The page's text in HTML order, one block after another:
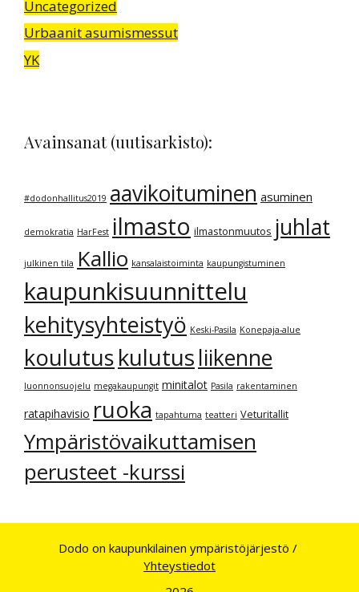
Uncategorized
Urbaanit asumismessut
YK
Avainsanat (uutisarkisto):
#dodonhallitus2019 aavikoituminen asuminen
demokratia HarFest ilmasto ilmastonmuutos juhlat
julkinen tila Kallio kansalaistoiminta kaupungistuminen
kaupunkisuunnittelu
kehitysyhteistyö Keski-Pasila Konepaja-alue
koulutuskulutusliikenne
luonnonsuojelu megakaupungit minitalot Pasila rakentaminen
ratapihavisio ruoka tapahtuma teatteri Veturitallit
Ympäristövaikuttamisen
perusteet -kurssi
Dodo on kaupunkilainen ympäristöjärjestö /
Yhteystiedot